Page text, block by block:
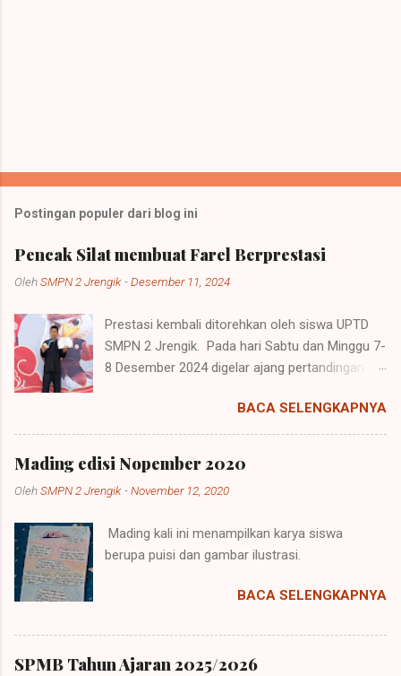
Postingan populer dari blog ini
Pencak Silat membuat Farel Berprestasi
OlehSMPN 2 Jrengik -Desember 11, 2024
Prestasi kembali ditorehkan oleh siswa UPTD
SMPN 2 Jrengik. Pada hari Sabtu dan Minggu 7-
8 Desember 2024 digelar ajang pertandingan
Serangkai di Universitas Trunojoyo di Kamal,
Madura yang di sebut sakera championship 2.
Ajang ini merupakan kejuaraan nasional yang
diadakan di Gedung Pertemuan Universitas
Trunojoyo Madura. Berbagai perguruan pencak
acara. Mereka berasal dari daerah madura,
Surabaya, Bojonegoro, Tuban, dan daerah
hingga profesional sebagai bentuk menambah
Farel, siswa kelas 9 dari UPTD SMPN 2 Jrengik
BACA SELENGKAPNYA
Mading edisi Nopember 2020
OlehSMPN 2 Jrengik -November 12, 2020
Mading kali ini menampilkan karya siswa
berupa puisi dan gambar ilustrasi.
BACA SELENGKAPNYA
SPMB Tahun Ajaran 2025/2026